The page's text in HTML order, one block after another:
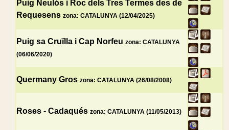
Puig Neulós i Roc dels Tres Termes des de
Requesens zona: CATALUNYA (12/04/2025)
Puig sa Cruïlla i Cap Norfeu zona: CATALUNYA
(06/06/2020)
Quermany Gros zona: CATALUNYA (26/08/2008)
Roses - Cadaqués zona: CATALUNYA (11/05/2013)